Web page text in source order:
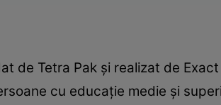
de Tetra Pak şi realizat de
cu educaţie medie şi